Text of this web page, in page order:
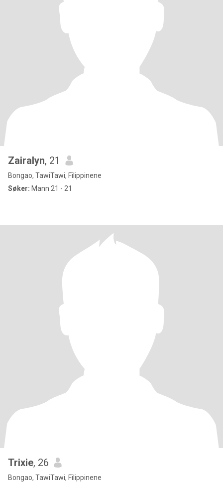
Zairalyn, 21
Bongao, TawiTawi, Filippinene
Søker: Mann 21 - 21
Trixie, 26
Bongao, TawiTawi, Filippinene